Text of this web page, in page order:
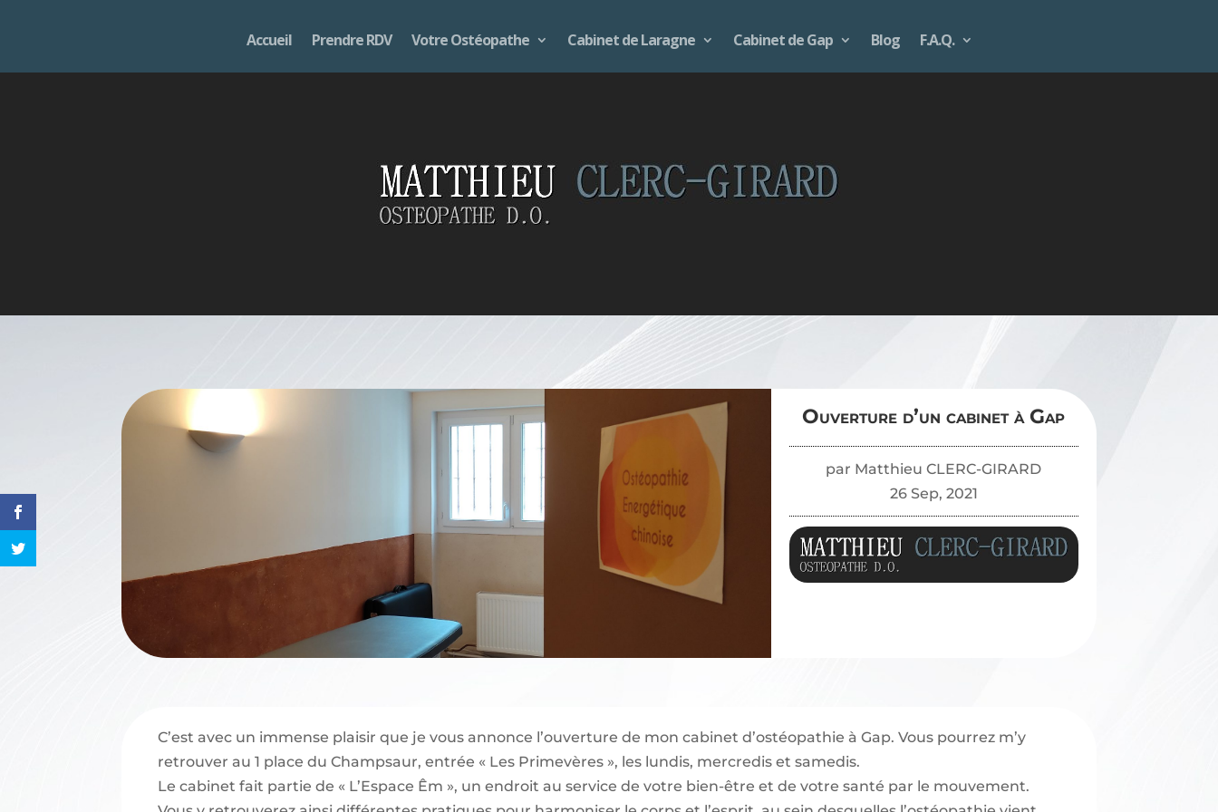
Accueil Prendre RDV Votre Ostéopathe Cabinet de Laragne Cabinet de Gap Blog F.A.Q.
Ouverture d’un cabinet à Gap
Ouverture d’un cabinet à Gap
par Matthieu CLERC-GIRARD
26 Sep, 2021
C’est avec un immense plaisir que je vous annonce l’ouverture de mon cabinet d’ostéopathie à Gap. Vous pourrez m’y
retrouver au 1 place du Champsaur, entrée « Les Primevères », les lundis, mercredis et samedis.
Le cabinet fait partie de « L’Espace Êm », un endroit au service de votre bien-être et de votre santé par le mouvement.